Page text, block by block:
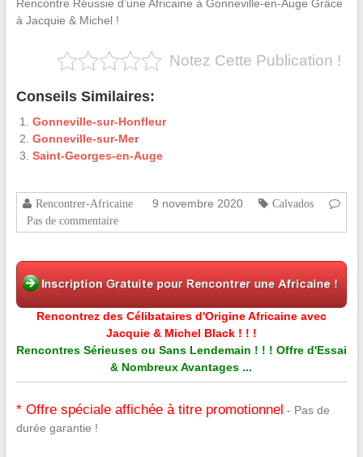
Rencontre Réussie d’une Africaine à Gonneville-en-Auge Grâce
à Jacquie & Michel !
Notez Cette Publication !
Conseils Similaires:
Gonneville-sur-Honfleur
Gonneville-sur-Mer
Saint-Georges-en-Auge
Rencontrer-Africaine 9 novembre 2020
Calvados
Pas de commentaire
Rencontrez des Célibataires d'Origine Africaine avec
Jacquie & Michel Black ! ! !
Rencontres Sérieuses ou Sans Lendemain ! ! ! Offre d'Essai
& Nombreux Avantages ...
* Offre spéciale affichée à titre promotionnel - Pas de
durée garantie !